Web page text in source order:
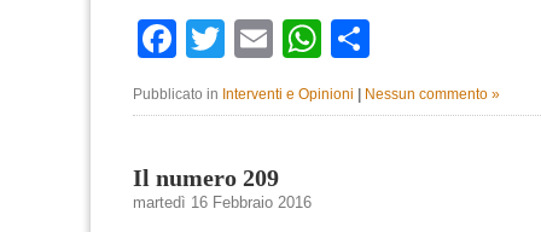
Facebook
TwitterEmailWhatsApp
Pubblicato in Interventi e Opinioni Nessun commento »
Il numero 209
martedì 16 Febbraio 2016